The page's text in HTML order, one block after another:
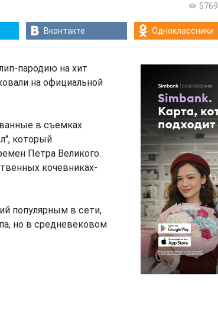
5769
Вконтакте Одноклассники
пародию на хит
на официальной
в съемках
который
Петра Великого.
кочевниках-
популярным в сети,
но в средневековом